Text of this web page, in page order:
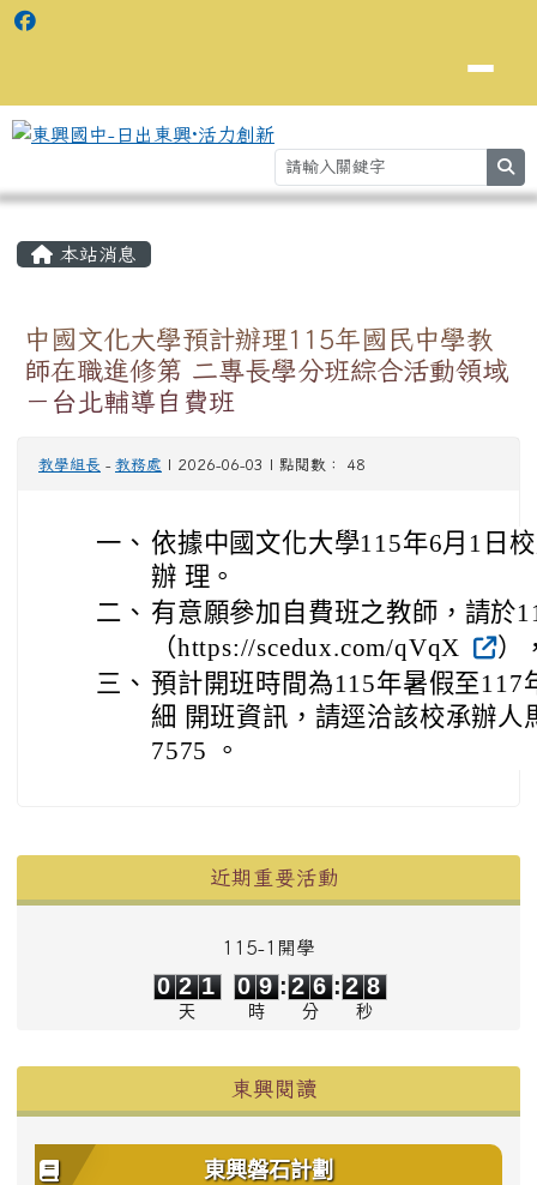
本站消息
中國文化大學預計辦理115年國民中學教
師在職進修第 二專長學分班綜合活動領域
－台北輔導自費班
教學組長 - 教務處 | 2026-06-03 | 點閱數： 48
一、 依據中國文化大學115年6月1日
辦 理。
二、 有意願參加自費班之教師，請於
（https://scedux.com/qVqX
）
三、 預計開班時間為115年暑假至117
細 開班資訊，請逕洽該校承辦人
7575 。
近期重要活動
115-1開學
0 2 1
天
0
0
9
9
時
:
2
2
6
6
分
: 2 8
秒
東興閱讀
東興磐石計劃